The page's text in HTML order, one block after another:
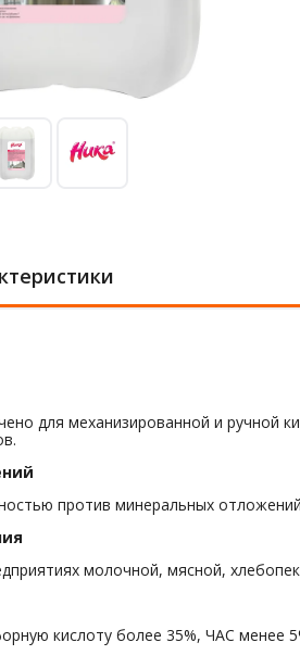
для механизированной и
против минеральных
молочной, мясной,
кислоту более 35%, ЧАС менее